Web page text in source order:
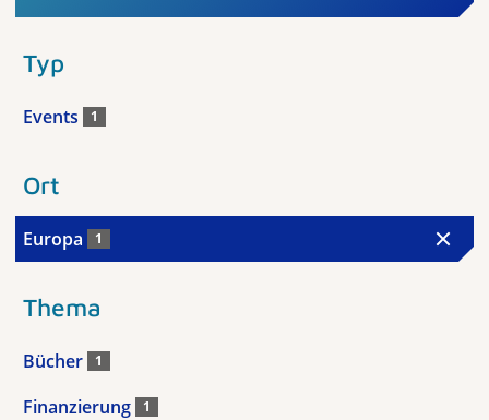
Typ
Events 1
Ort
Europa 1
Thema
Bücher 1
Finanzierung 1